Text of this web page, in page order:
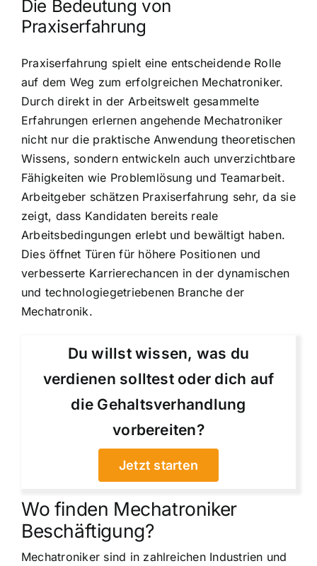
Die Bedeutung von
Praxiserfahrung
Praxiserfahrung spielt eine entscheidende Rolle
auf dem Weg zum erfolgreichen Mechatroniker.
Durch direkt in der Arbeitswelt gesammelte
Erfahrungen erlernen angehende Mechatroniker
nicht nur die praktische Anwendung theoretischen
Wissens, sondern entwickeln auch unverzichtbare
Fähigkeiten wie Problemlösung und Teamarbeit.
Arbeitgeber schätzen Praxiserfahrung sehr, da sie
zeigt, dass Kandidaten bereits reale
Arbeitsbedingungen erlebt und bewältigt haben.
Dies öffnet Türen für höhere Positionen und
verbesserte Karrierechancen in der dynamischen
und technologiegetriebenen Branche der
Mechatronik.
Du willst wissen, was du
verdienen solltest oder dich auf
die Gehaltsverhandlung
vorbereiten?
Jetzt starten
Wo finden Mechatroniker
Beschäftigung?
Mechatroniker sind in zahlreichen Industrien und